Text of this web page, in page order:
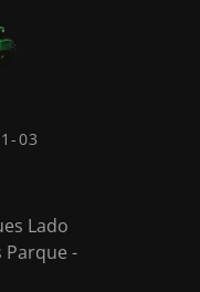
03
Lado
Parque -